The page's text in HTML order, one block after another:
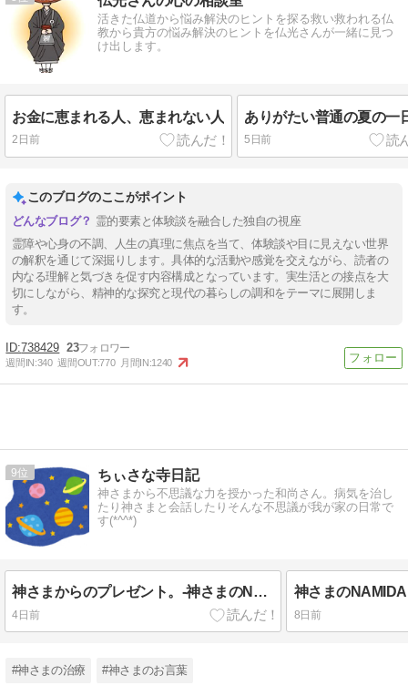
活きた仏道から悩み解決のヒントを探る救い救われる仏
教から貴方の悩み解決のヒントを仏光さんが一緒に見つ
け出します。
お金に恵まれる人、恵まれない人
2日前
ありがたい普通の夏の一
5日前
このブログのここがポイント
霊的要素と体験談を融合した独自の視座
霊障や心身の不調、人生の真理に焦点を当て、体験談や目に見えない世界
の解釈を通じて深掘りします。具体的な活動や感覚を交えながら、読者の
内なる理解と気づきを促す内容構成となっています。実生活との接点を大
切にしながら、精神的な探究と現代の暮らしの調和をテーマに展開しま
す。
738429 23
週間IN:340 週間OUT:770 月間IN:1240
9 ちぃさな寺日記
神さまから不思議な力を授かった和尚さん。病気を治し
たり神さまと会話したりそんな不思議が我が家の日常で
す(*^^*)
神さまからのプレゼント。-神さまのNAMIDA IV (イヴ)-
4日前 8日前
#神さまの治療 #神さまのお言葉